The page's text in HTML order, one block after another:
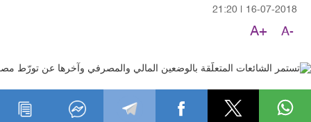
16-07-2018
21:20
A-
A+